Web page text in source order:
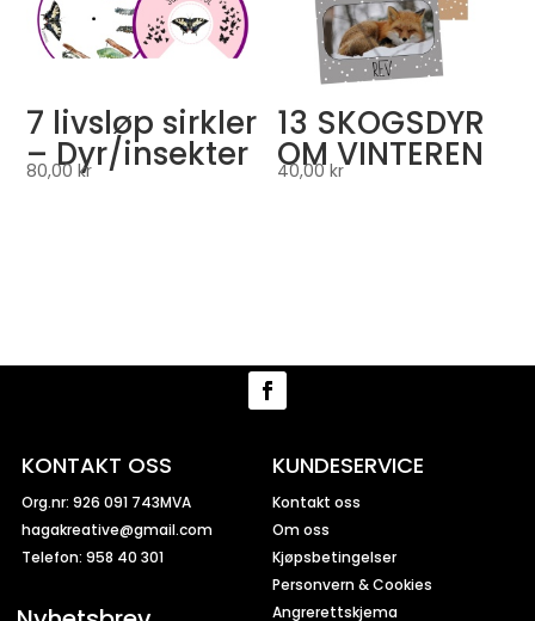
7 livsløp sirkler
– Dyr/insekter
80,00kr
13 SKOGSDYR
OM VINTEREN
40,00kr
KONTAKT OSS
Org.nr: 926 091 743MVA
hagakreative@gmail.com
Telefon: 958 40 301
KUNDESERVICE
Kontakt oss
Om oss
Kjøpsbetingelser
Personvern & Cookies
Angrerettskjema